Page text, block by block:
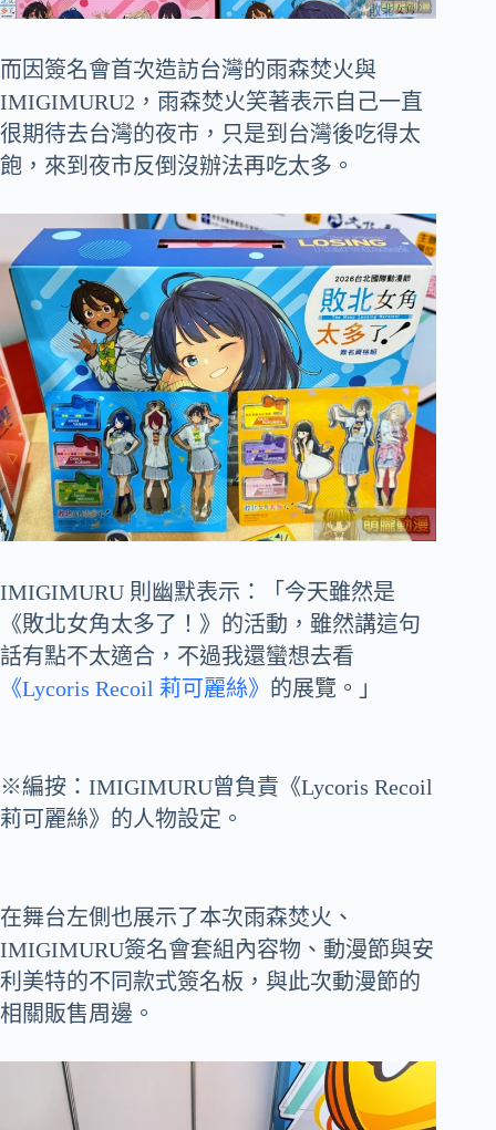
而因簽名會首次造訪台灣的雨森焚火與
IMIGIMURU2，雨森焚火笑著表示自己一直
很期待去台灣的夜市，只是到台灣後吃得太
飽，來到夜市反倒沒辦法再吃太多。
IMIGIMURU 則幽默表示：「今天雖然是
《敗北女角太多了！》的活動，雖然講這句
話有點不太適合，不過我還蠻想去看
《Lycoris Recoil 莉可麗絲》 的展覽。」
※編按：IMIGIMURU曾負責《Lycoris Recoil
莉可麗絲》的人物設定。
在舞台左側也展示了本次雨森焚火、
IMIGIMURU簽名會套組內容物、動漫節與安
利美特的不同款式簽名板，與此次動漫節的
相關販售周邊。